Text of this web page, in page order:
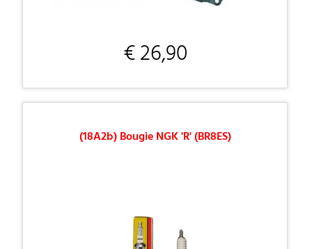
€ 26,90
(18A2b) Bougie NGK 'R' (BR8ES)